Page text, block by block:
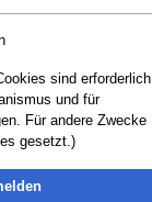
sind erforderlich
und für
Für andere Zwecke
gesetzt.)